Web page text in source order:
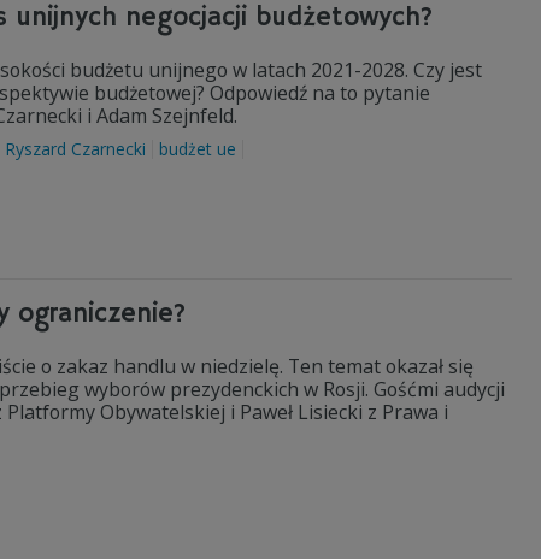
unijnych negocjacji budżetowych?
budżetu unijnego w latach 2021-2028. Czy jest
budżetowej? Odpowiedź na to pytanie
i Adam Szejnfeld.
Ryszard Czarnecki budżet ue
ograniczenie?
o zakaz handlu w niedzielę. Ten temat okazał się
wyborów prezydenckich w Rosji. Gośćmi audycji
Obywatelskiej i Paweł Lisiecki z Prawa i